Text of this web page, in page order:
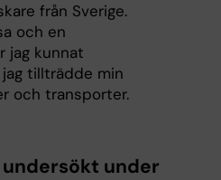
från Sverige.
och en
jag kunnat
tillträdde min
och transporter.
under